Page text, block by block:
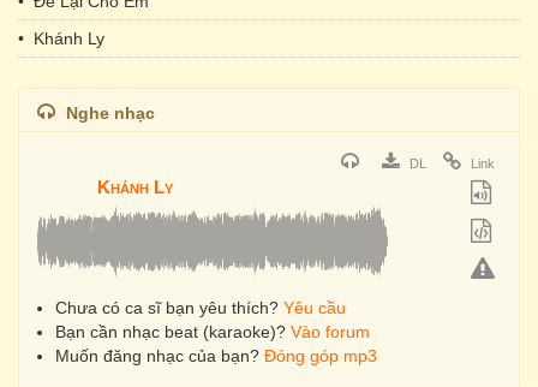
• Khánh Ly
Nghe nhạc
DL Link
Khánh Ly
Chưa có ca sĩ bạn yêu thích? Yêu cầu
Bạn cần nhạc beat (karaoke)? Vào forum
Muốn đăng nhạc của bạn? Đóng góp mp3